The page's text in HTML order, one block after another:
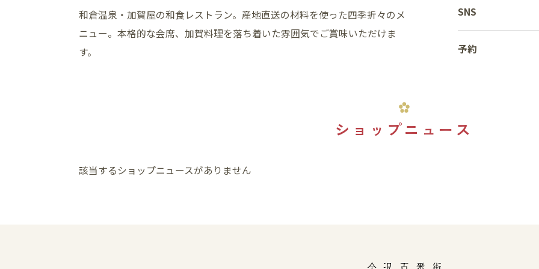
和倉温泉・加賀屋の和食レストラン。産地直送の材料を使った四季折々のメ
ニュー。本格的な会席、加賀料理を落ち着いた雰囲気でご賞味いただけま
す。
SNS
予約
ショップニュース
該当するショップニュースがありません